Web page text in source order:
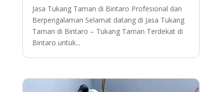
Jasa Tukang Taman di Bintaro Profesional dan
Berpengalaman Selamat datang di Jasa Tukang
Taman di Bintaro – Tukang Taman Terdekat di
Bintaro untuk...